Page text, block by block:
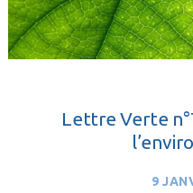
Lettre Verte
9